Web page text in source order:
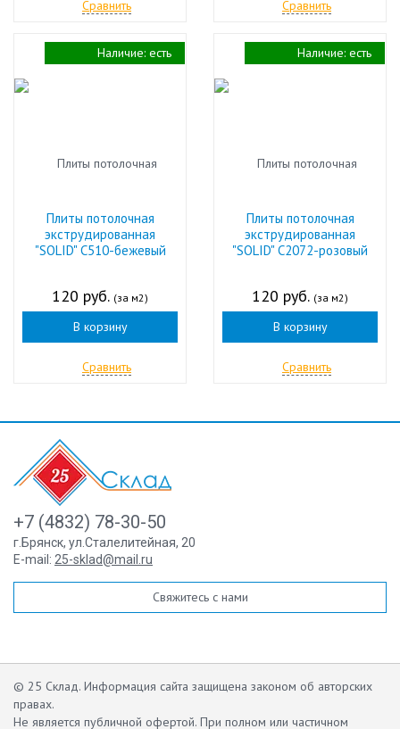
Сравнить Сравнить
Плиты потолочная
экструдированная
"SOLID" С510-бежевый
120 руб. (за м2)
В корзину
Сравнить
Наличие: есть
Плиты потолочная
экструдированная
"SOLID" С2072-розовый
120 руб. (за м2)
В корзину
Сравнить
Наличие: есть
+7 (4832) 78-30-50
г.Брянск, ул.Сталелитейная, 20
E-mail: 25-sklad@mail.ru
Свяжитесь с нами
© 25 Склад. Информация сайта защищена законом об авторских
правах.
Не является публичной офертой. При полном или частичном